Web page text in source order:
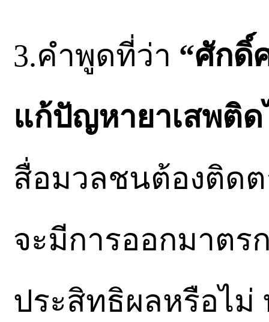
3.คำพูดที่ว่า “ศักดิ์
แก้ปัญหายาเสพติด
สื่อมวลชนต้องติด
จะมีการออกมาตร
ประสิทธิผลหรือไ